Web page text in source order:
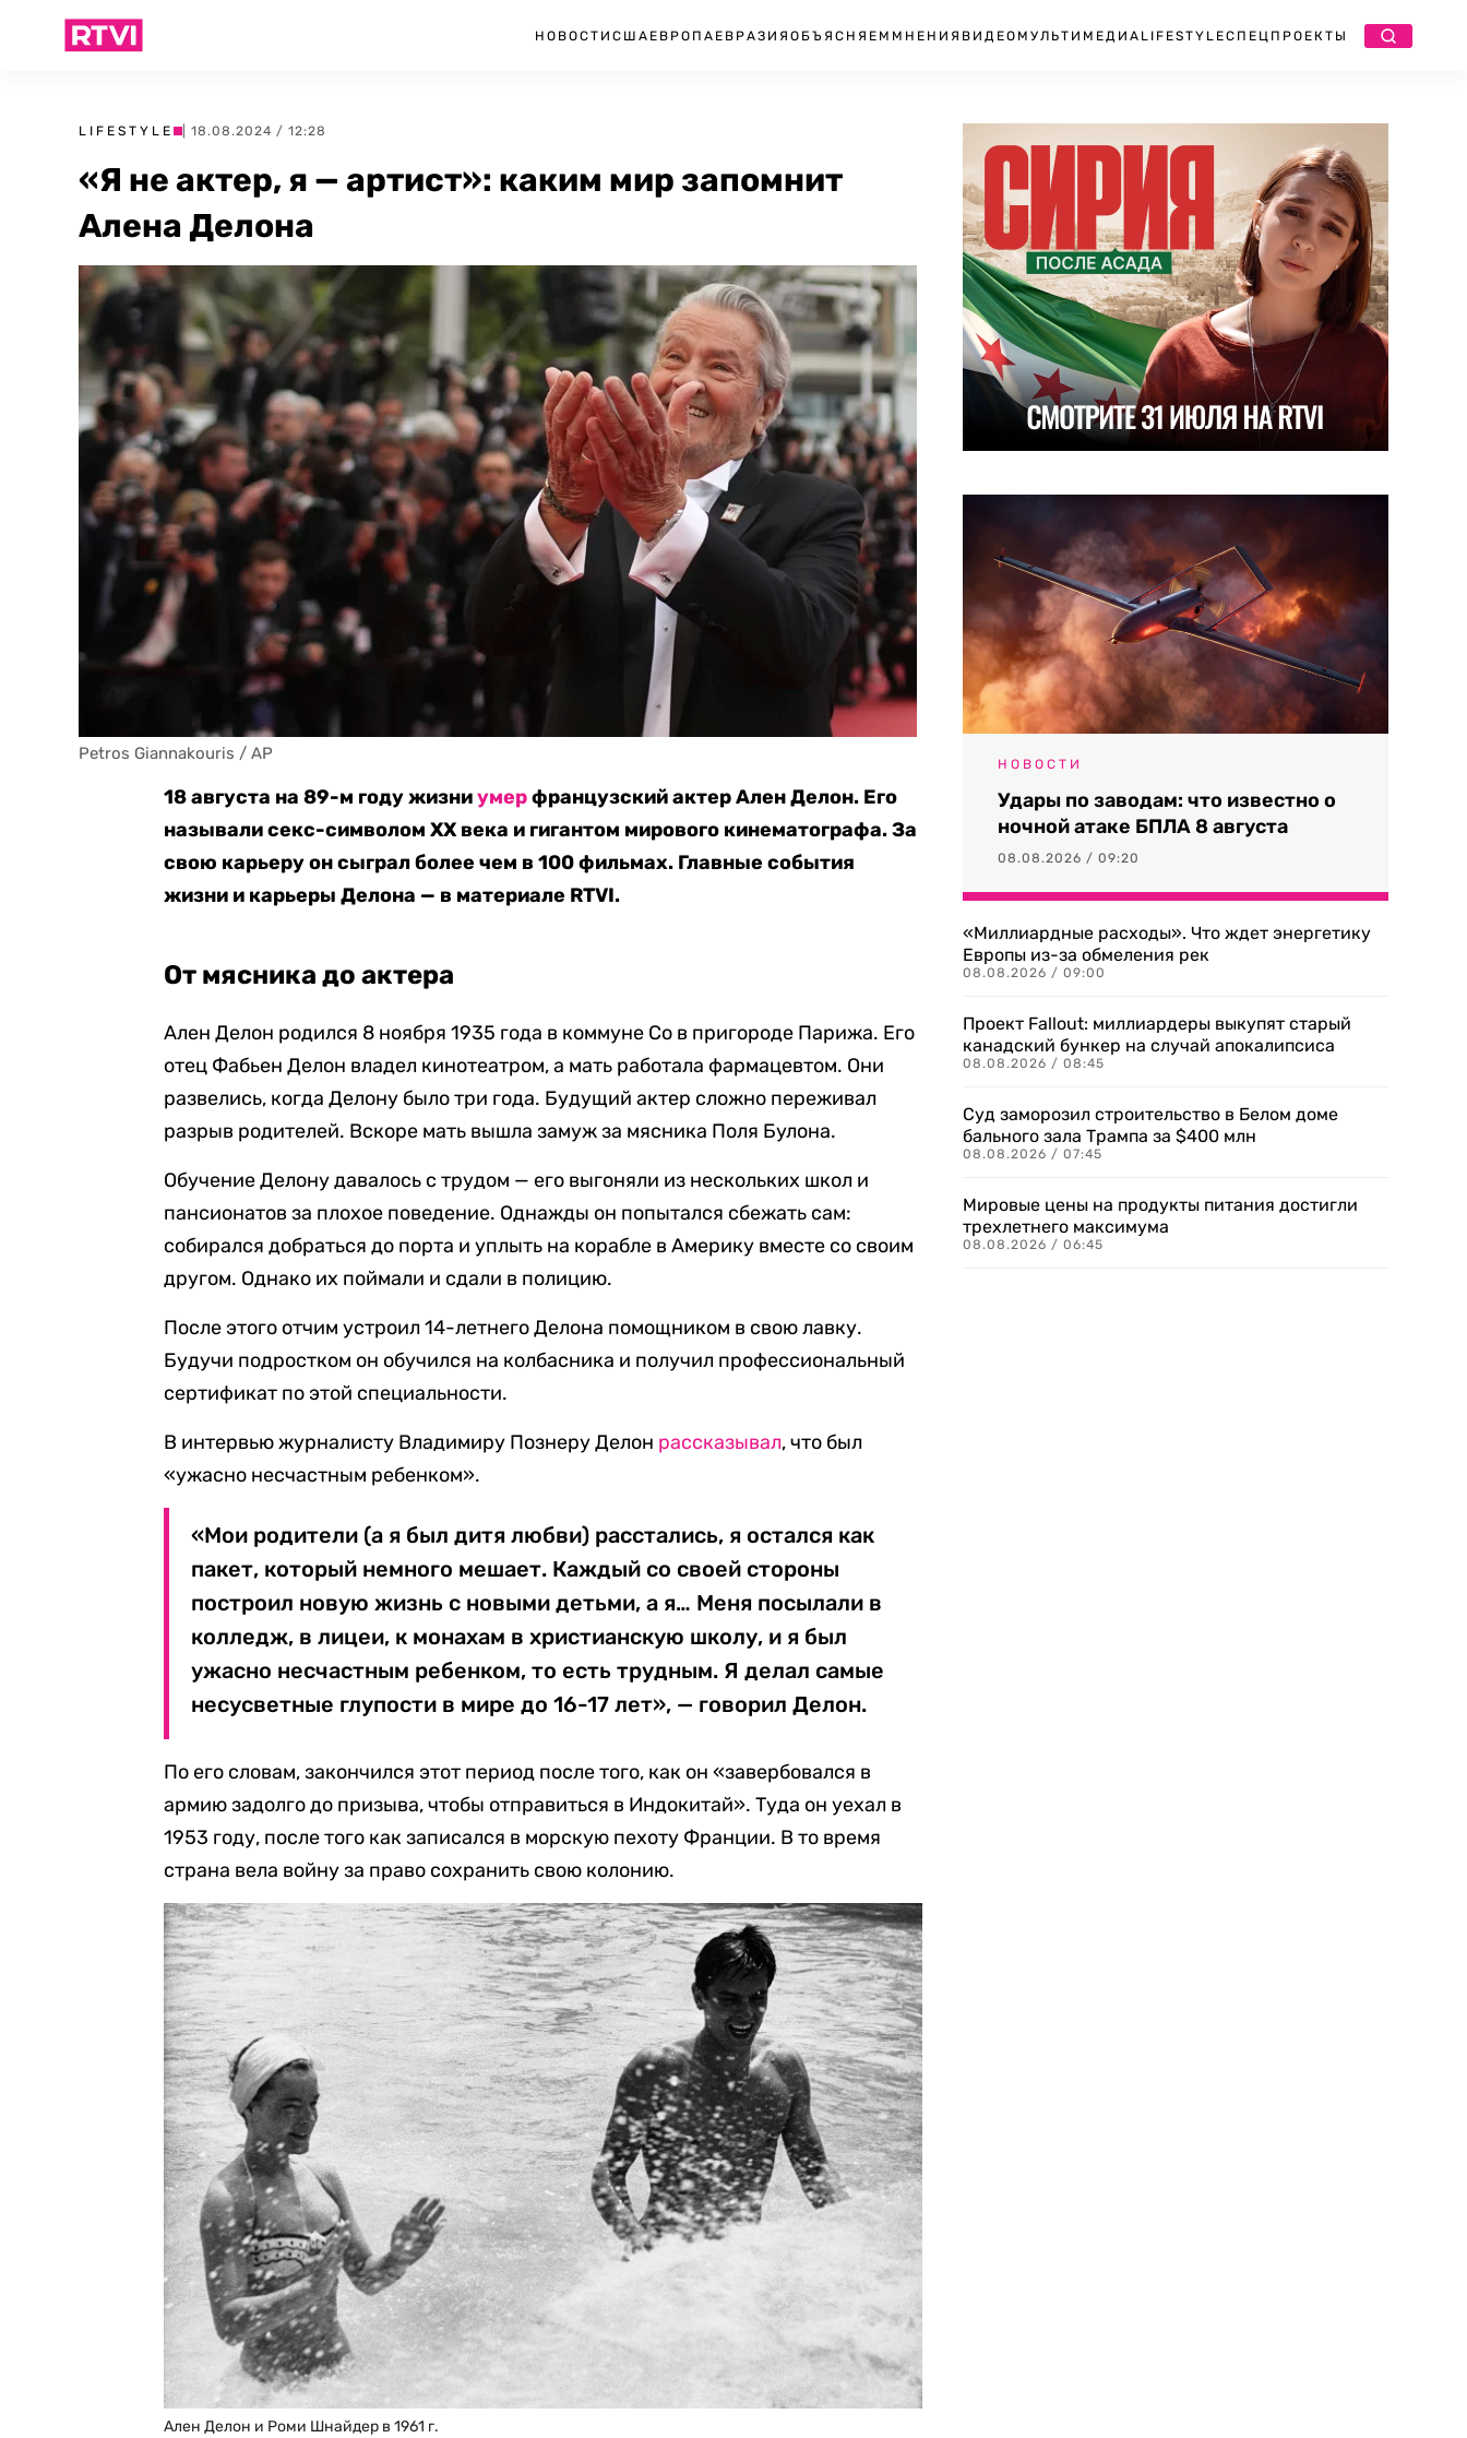
НОВОСТИ США ЕВРОПА ЕВРАЗИЯ ОБЪЯСНЯЕМ МНЕНИЯ ВИДЕО МУЛЬТИМЕДИА LIFESTYLEСПЕЦПРОЕКТЫ
LIFESTYLE | 18.08.2024 / 12:28
«Я не актер, я — артист»: каким мир запомнит
Алена Делона
Petros Giannakouris / AP
18 августа на 89-м году жизниумерфранцузский актер Ален Делон. Его
называли секс-символом XX века и гигантом мирового кинематографа. За
свою карьеру он сыграл более чем в 100 фильмах. Главные события
жизни и карьеры Делона — в материале RTVI.
От мясника до актера
Ален Делон родился 8 ноября 1935 года в коммуне Со в пригороде Парижа. Его
отец Фабьен Делон владел кинотеатром, а мать работала фармацевтом. Они
развелись, когда Делону было три года. Будущий актер сложно переживал
разрыв родителей. Вскоре мать вышла замуж за мясника Поля Булона.
Обучение Делону давалось с трудом — его выгоняли из нескольких школ и
пансионатов за плохое поведение. Однажды он попытался сбежать сам:
собирался добраться до порта и уплыть на корабле в Америку вместе со своим
другом. Однако их поймали и сдали в полицию.
После этого отчим устроил 14-летнего Делона помощником в свою лавку.
Будучи подростком он обучился на колбасника и получил профессиональный
сертификат по этой специальности.
В интервью журналисту Владимиру Познеру Делон рассказывал, что был
«ужасно несчастным ребенком».
«Мои родители (а я был дитя любви) расстались, я остался как
пакет, который немного мешает. Каждый со своей стороны
построил новую жизнь с новыми детьми, а я… Меня посылали в
колледж, в лицеи, к монахам в христианскую школу, и я был
ужасно несчастным ребенком, то есть трудным. Я делал самые
несусветные глупости в мире до 16-17 лет», — говорил Делон.
По его словам, закончился этот период после того, как он «завербовался в
армию задолго до призыва, чтобы отправиться в Индокитай». Туда он уехал в
1953 году, после того как записался в морскую пехоту Франции. В то время
страна вела войну за право сохранить свою колонию.
Ален Делон и Роми Шнайдер в 1961 г.
НОВОСТИ
Удары по заводам: что известно о
ночной атаке БПЛА 8 августа
08.08.2026 / 09:20
«Миллиардные расходы». Что ждет энергетику
Европы из-за обмеления рек
08.08.2026 / 09:00
Проект Fallout: миллиардеры выкупят старый
канадский бункер на случай апокалипсиса
08.08.2026 / 08:45
Суд заморозил строительство в Белом доме
бального зала Трампа за $400 млн
08.08.2026 / 07:45
Мировые цены на продукты питания достигли
трехлетнего максимума
08.08.2026 / 06:45